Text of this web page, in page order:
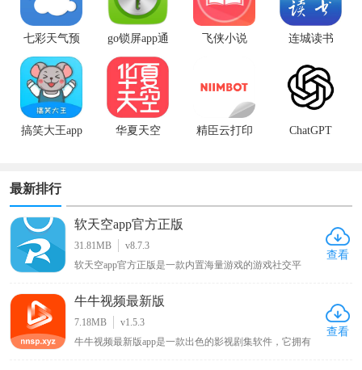
七彩天气预
报app
go锁屏app通
用版
飞侠小说 连城读书
搞笑大王app
华夏天空
精臣云打印
ChatGPT
最新排行
软天空app官方正版
31.81MB
v8.7.3
软天空app官方正版是一款内置海量游戏的游戏社交平
游戏日常动态展示游戏生活，通过分享帖子寻找志同道合
的朋友交流，此外游戏玩家还能在上面找到大神编写的各
种游戏攻略以学习更多游戏技巧，欢迎感兴趣的朋友下载
玩耍！
查看
牛牛视频最新版
7.18MB
v1.5.3
牛牛视频最新版app是一款出色的影视剧集软件，它拥有
查看